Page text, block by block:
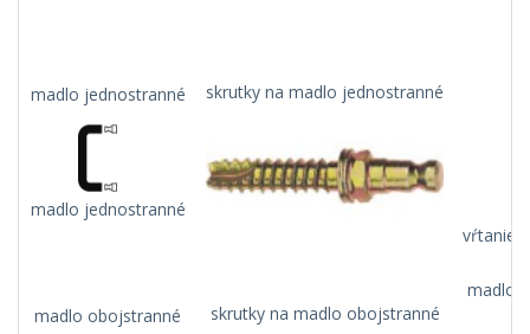
madlo jednostranné
madlo jednostranné
skrutky na madlo jednostranné
vŕtanie
madlo obojstranné skrutky na madlo obojstranné
madlo